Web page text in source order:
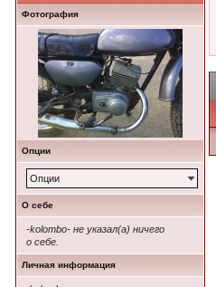
Фотография
Опции
Опции
О себе
-kolombo- не указал(а) ничего
о себе.
Личная информация